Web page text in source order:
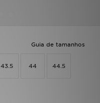
Guia de tamanhos
43.5 44 44.5